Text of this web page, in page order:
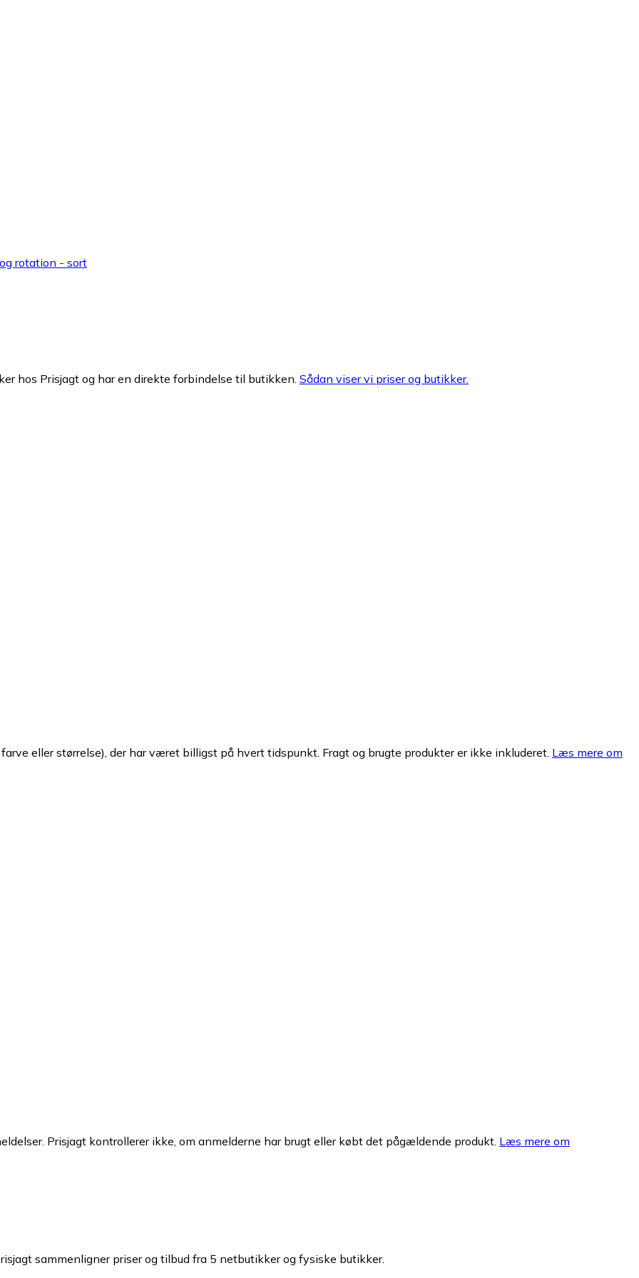
rotation - sort
hos Prisjagt og har en direkte forbindelse til butikken. Sådan viser vi priser og butikker.
eller størrelse), der har været billigst på hvert tidspunkt. Fragt og brugte produkter er ikke inkluderet. Læs mere om
Prisjagt kontrollerer ikke, om anmelderne har brugt eller købt det pågældende produkt. Læs mere om
sammenligner priser og tilbud fra 5 netbutikker og fysiske butikker.